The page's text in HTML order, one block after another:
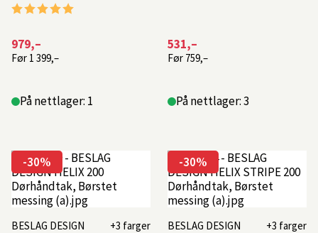
Karakter:
979,–
Før 1 399,–
På nettlager: 1
531,–
Før 759,–
På nettlager: 3
-30%
BESLAG DESIGN +3 farger
-30%
BESLAG DESIGN +3 farger